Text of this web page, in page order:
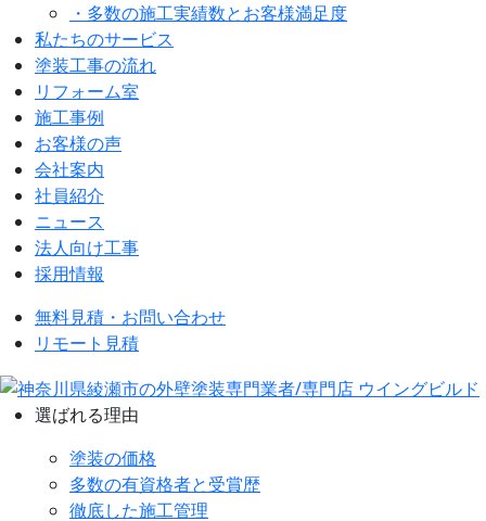
・多数の施工実績数とお客様満足度
私たちのサービス
塗装工事の流れ
リフォーム室
施工事例
お客様の声
会社案内
社員紹介
ニュース
法人向け工事
採用情報
無料見積・お問い合わせ
リモート見積
選ばれる理由
塗装の価格
多数の有資格者と受賞歴
徹底した施工管理